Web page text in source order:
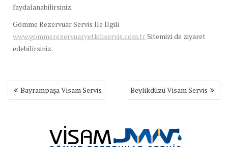
faydalanabilirsiniz.
Gömme Rezervuar Servis İle İlgili
www.gommerezervuaryetkiliservis.com.trSitemizi de ziyaret
edebilirsiniz.
Yazı
gezinmesi
Bayrampaşa Visam Servis Beylikdüzü Visam Servis